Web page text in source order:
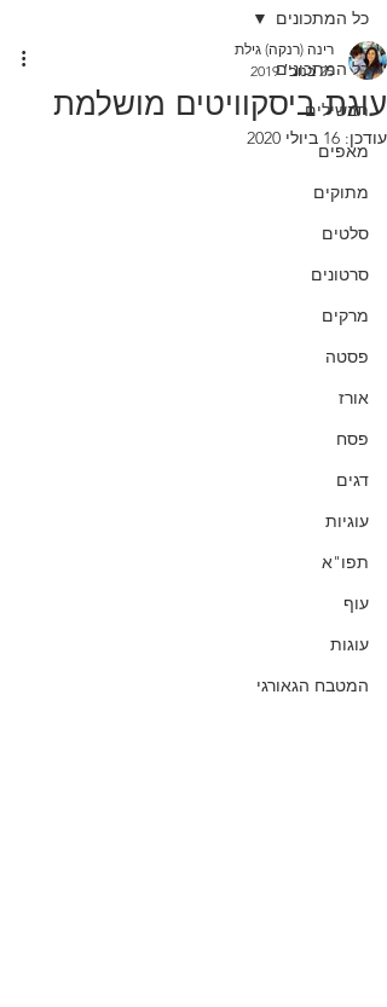
כל המתכונים
תבשילים
מאפים
מתוקים
סלטים
סרטונים
מרקים
פסטה
אורז
פסח
דגים
עוגיות
תפו"א
עוף
עוגות
המטבח הגאורגי
כל המתכונים
עוגת ביסקוויטים מושלמת
רינה (רנקה) גילת
25 בנוב׳ 2019
עודכן: 16 ביולי 2020